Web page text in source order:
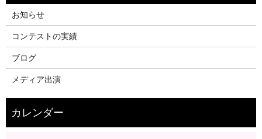
お知らせ
コンテストの実績
ブログ
メディア出演